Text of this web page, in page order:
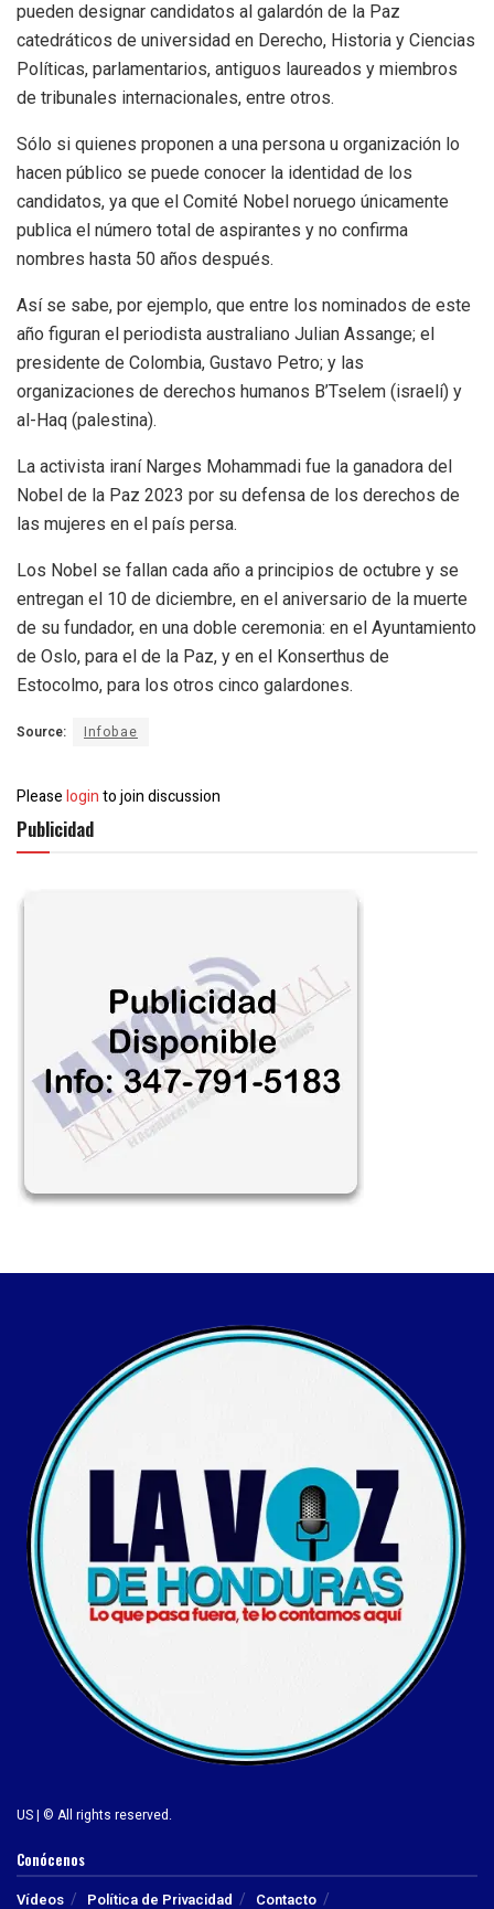
pueden designar candidatos al galardón de la Paz
catedráticos de universidad en Derecho, Historia y Ciencias
Políticas, parlamentarios, antiguos laureados y miembros
de tribunales internacionales, entre otros.
Sólo si quienes proponen a una persona u organización lo
hacen público se puede conocer la identidad de los
candidatos, ya que el Comité Nobel noruego únicamente
publica el número total de aspirantes y no confirma
nombres hasta 50 años después.
Así se sabe, por ejemplo, que entre los nominados de este
año figuran el periodista australiano Julian Assange; el
presidente de Colombia, Gustavo Petro; y las
organizaciones de derechos humanos B’Tselem (israelí) y
al-Haq (palestina).
La activista iraní Narges Mohammadi fue la ganadora del
Nobel de la Paz 2023 por su defensa de los derechos de
las mujeres en el país persa.
Los Nobel se fallan cada año a principios de octubre y se
entregan el 10 de diciembre, en el aniversario de la muerte
de su fundador, en una doble ceremonia: en el Ayuntamiento
de Oslo, para el de la Paz, y en el Konserthus de
Estocolmo, para los otros cinco galardones.
Source: Infobae
Pleaseloginto join discussion
Publicidad
US | © All rights reserved.
Conócenos
Vídeos Política de Privacidad Contacto